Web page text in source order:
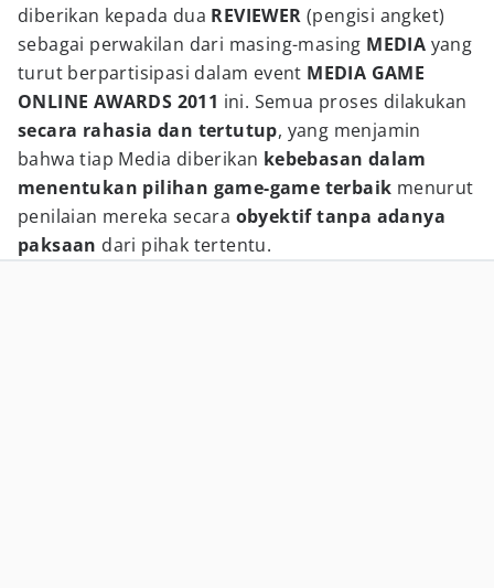
diberikan kepada dua REVIEWER (pengisi angket)
sebagai perwakilan dari masing-masing MEDIA yang
turut berpartisipasi dalam event MEDIA GAME
ONLINE AWARDS 2011 ini. Semua proses dilakukan
secara rahasia dan tertutup, yang menjamin
bahwa tiap Media diberikan kebebasan dalam
menentukan pilihan game-game terbaik menurut
penilaian mereka secara obyektif tanpa adanya
paksaan dari pihak tertentu.